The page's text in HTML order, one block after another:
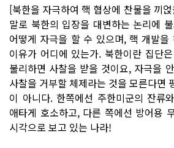
[북한을 자극하여 핵 협상에 찬물을 끼
말로 북한의 입장을 대변하는 논리에
어떻게 자극을 할 수 있으며, 핵 개발
이유가 어디에 있는가. 북한이란 집단
불리하면 사찰을 받을 것이요, 자극을
사찰을 거부할 체제라는 것을 모른다면
이 아니다. 한쪽에선 주한미군의 잔류
애타게 호소하고, 다른 쪽에선 방어용
시각으로 보고 있는 나라!